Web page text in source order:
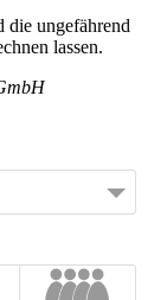
die ungefährend
lassen.